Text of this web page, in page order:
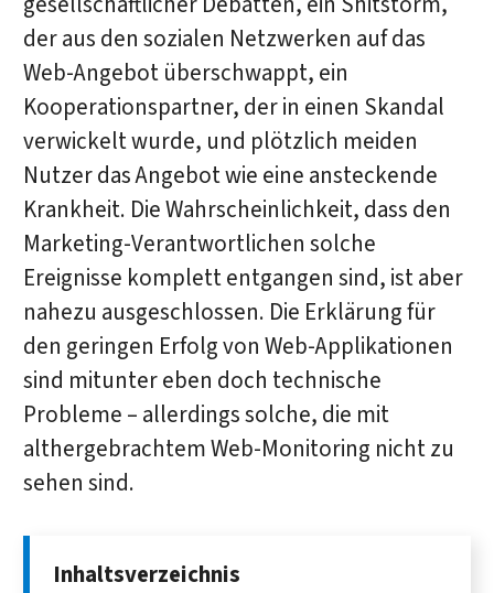
der aus den sozialen Netzwerken auf das
Web-Angebot überschwappt, ein
Kooperationspartner, der in einen Skandal
verwickelt wurde, und plötzlich meiden
Nutzer das Angebot wie eine ansteckende
Krankheit. Die Wahrscheinlichkeit, dass den
Marketing-Verantwortlichen solche
Ereignisse komplett entgangen sind, ist aber
nahezu ausgeschlossen. Die Erklärung für
den geringen Erfolg von Web-Applikationen
sind mitunter eben doch technische
Probleme – allerdings solche, die mit
althergebrachtem Web-Monitoring nicht zu
sehen sind.
Inhaltsverzeichnis